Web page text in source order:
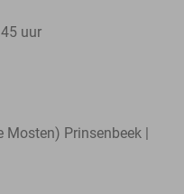
uur
Mosten) Prinsenbeek |